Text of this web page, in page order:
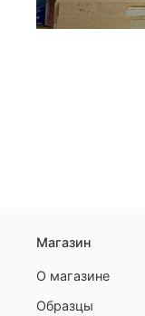
Магазин
О магазине
Образцы